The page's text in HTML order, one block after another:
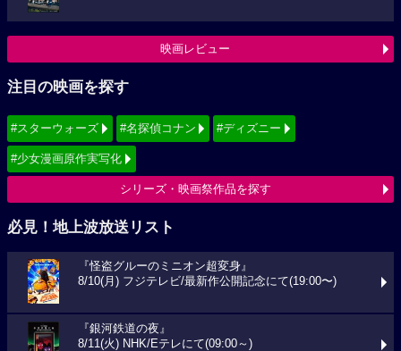
映画レビュー
注目の映画を探す
#スターウォーズ #名探偵コナン #ディズニー
#少女漫画原作実写化
シリーズ・映画祭作品を探す
必見！地上波放送リスト
『怪盗グルーのミニオン超変身』
8/10(月) フジテレビ/最新作公開記念にて(19:00〜)
『銀河鉄道の夜』
8/11(火) NHK/Eテレにて(09:00～)